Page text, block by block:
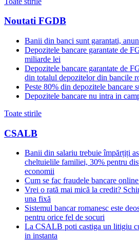
Noutati FGDB
Banii din banci sunt garantati,
Depozitele bancare garantate de
miliarde lei
Depozitele bancare garantate de
din totalul depozitelor din bancile
Peste 80% din depozitele bancare
Depozitele bancare nu intra in
Toate stirile
CSALB
Banii din salariu trebuie împărțiți
cheltuielile familiei, 30% pentru
economii
Cum se fac fraudele bancare
Vrei o rată mai mică la credit?
una fixă
Sistemul bancar romanesc este
pentru orice fel de socuri
La CSALB poti castiga un litigiu
in instanta